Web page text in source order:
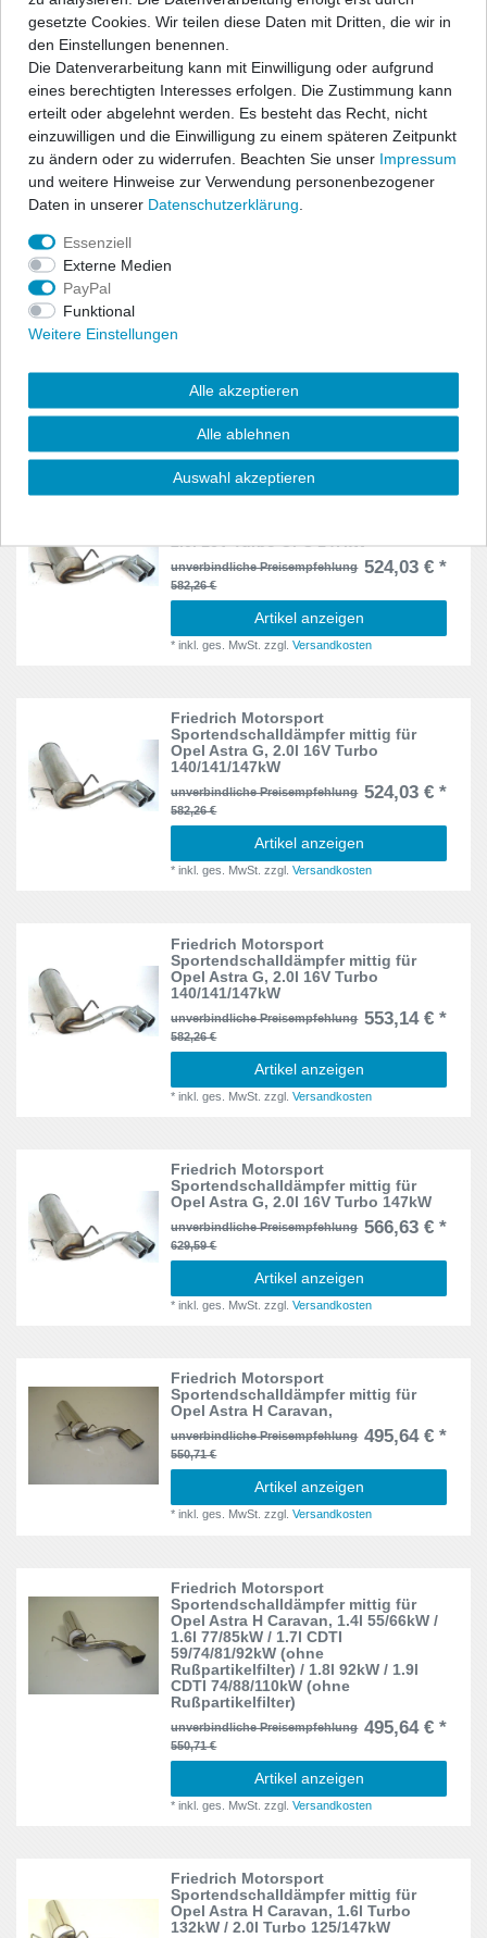
60kW / 2.0l DTI 74kW / 2.2l 16V
108kW / 2.2l
unverbindliche Preisempfehlung
598,04 €
Artikel anzeigen
*inkl. ges. MwSt. zzgl. Versandkosten
Friedrich Motorsport
Sportendschalldämpfer mittig für
unverbindliche Preisempfehlung
Artikel anzeigen
*inkl. ges. MwSt.zzgl.Versandkosten
Friedrich Motorsport
2.0l 16V Turbo OPC 147kW
unverbindliche Preisempfehlung
582,26 €
524,03 € *
Artikel anzeigen
*inkl. ges. MwSt. zzgl.Versandkosten
Friedrich Motorsport
Sportendschalldämpfer mittig für
Opel Astra G, 2.0l 16V Turbo
140/141/147kW
unverbindliche Preisempfehlung
582,26 €
524,03 € *
Artikel anzeigen
*inkl. ges. MwSt. zzgl.Versandkosten
Friedrich Motorsport
Sportendschalldämpfer mittig für
Opel Astra G, 2.0l 16V Turbo
140/141/147kW
unverbindliche Preisempfehlung
582,26 €
553,14 € *
Artikel anzeigen
*inkl. ges. MwSt. zzgl.Versandkosten
Friedrich Motorsport
Sportendschalldämpfer mittig für
Opel Astra G, 2.0l 16V Turbo 147kW
unverbindliche Preisempfehlung
629,59 €
566,63 € *
Artikel anzeigen
*inkl. ges. MwSt. zzgl.Versandkosten
Friedrich Motorsport
Sportendschalldämpfer mittig für
Opel Astra H Caravan,
unverbindliche Preisempfehlung
550,71 €
495,64 € *
Artikel anzeigen
*inkl. ges. MwSt. zzgl.Versandkosten
Friedrich Motorsport
Sportendschalldämpfer mittig für
Opel Astra H Caravan, 1.4l 55/66kW /
1.6l 77/85kW / 1.7l CDTI
59/74/81/92kW (ohne
Rußpartikelfilter) / 1.8l 92kW / 1.9l
CDTI 74/88/110kW (ohne
Rußpartikelfilter)
unverbindliche Preisempfehlung
550,71 €
495,64 € *
Artikel anzeigen
*inkl. ges. MwSt. zzgl.Versandkosten
Friedrich Motorsport
Sportendschalldämpfer mittig für
Opel Astra H Caravan, 1.6l Turbo
132kW / 2.0l Turbo 125/147kW
gesetzte Cookies. Wir teilen diese Daten mit Dritten, die wir in
den Einstellungen benennen.
Die Datenverarbeitung kann mit Einwilligung oder aufgrund
eines berechtigten Interesses erfolgen. Die Zustimmung kann
erteilt oder abgelehnt werden. Es besteht das Recht, nicht
einzuwilligen und die Einwilligung zu einem späteren Zeitpunkt
zu ändern oder zu widerrufen. Beachten Sie unser Impressum
und weitere Hinweise zur Verwendung personenbezogener
Daten in unserer Daten­schutz­erklärung
Essenziell
Externe Medien
PayPal
Funktional
Weitere Einstellungen
Alle akzeptieren
Alle ablehnen
Auswahl akzeptieren